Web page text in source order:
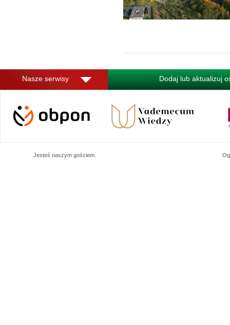
Nasze serwisy Dodaj lub aktualizuj
Jesteś naszym gościem.